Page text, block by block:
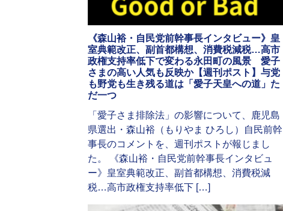
《森山裕・自民党前幹事長インタビュー》皇
室典範改正、副首都構想、消費税減税…高市
政権支持率低下で変わる永田町の風景 愛子
さまの高い人気も反映か【週刊ポスト】与党
も野党も生き残る道は「愛子天皇への道」た
だ一つ
「愛子さま排除法」の影響について、鹿児島
県選出・森山裕（もりやま ひろし）自民前幹
事長のコメントを、週刊ポストが報じまし
た。 《森山裕・自民党前幹事長インタビュ
ー》皇室典範改正、副首都構想、消費税減
税…高市政権支持率低下 […]